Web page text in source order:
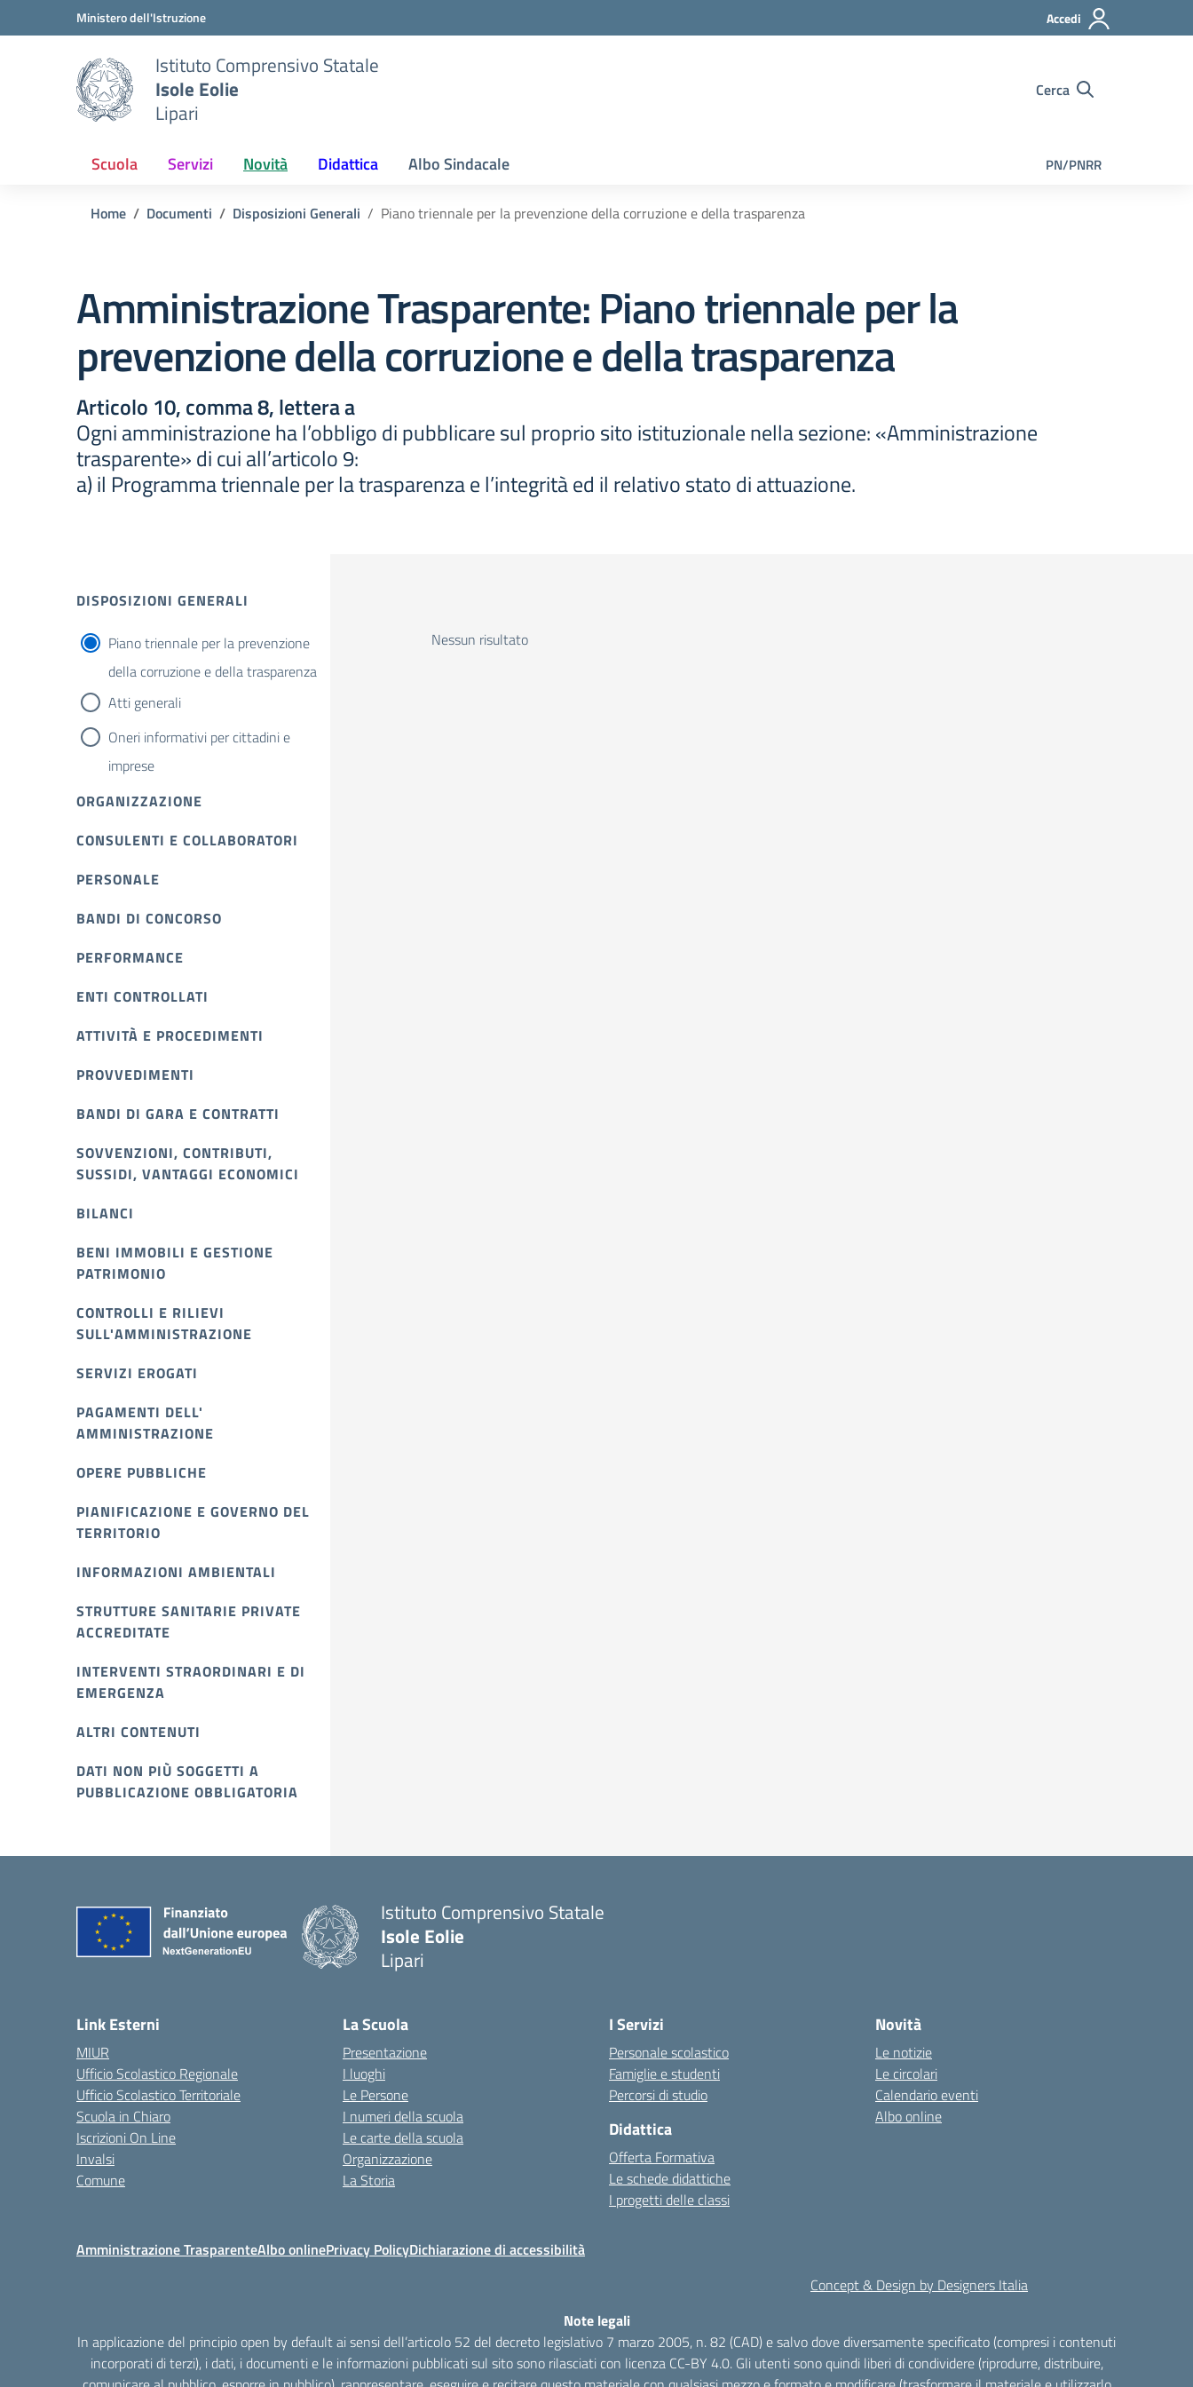
Vai ai contenuti
Vai al menu di navigazione
Ministero dell'Istruzione Accedi
Istituto Comprensivo Statale
Isole Eolie
Lipari
Cerca
Scuola Servizi Novità Didattica Albo Sindacale PN/PNRR
Home Documenti Disposizioni Generali Piano triennale per la prevenzione della corruzione e della trasparenza
Amministrazione Trasparente:Piano triennale per la
prevenzione della corruzione e della trasparenza
Articolo 10, comma 8, lettera a
Ogni amministrazione ha l’obbligo di pubblicare sul proprio sito istituzionale nella sezione: «Amministrazione
trasparente» di cui all’articolo 9:
a) il Programma triennale per la trasparenza e l’integrità ed il relativo stato di attuazione.
DISPOSIZIONI GENERALI
Piano triennale per la prevenzione
della corruzione e della trasparenza
Atti generali
Oneri informativi per cittadini e
imprese
ORGANIZZAZIONE
CONSULENTI E COLLABORATORI
PERSONALE
BANDI DI CONCORSO
PERFORMANCE
ENTI CONTROLLATI
ATTIVITÀ E PROCEDIMENTI
PROVVEDIMENTI
BANDI DI GARA E CONTRATTI
SOVVENZIONI, CONTRIBUTI,
SUSSIDI, VANTAGGI ECONOMICI
BILANCI
BENI IMMOBILI E GESTIONE
PATRIMONIO
CONTROLLI E RILIEVI
SULL'AMMINISTRAZIONE
SERVIZI EROGATI
PAGAMENTI DELL'
AMMINISTRAZIONE
OPERE PUBBLICHE
PIANIFICAZIONE E GOVERNO DEL
TERRITORIO
INFORMAZIONI AMBIENTALI
STRUTTURE SANITARIE PRIVATE
ACCREDITATE
INTERVENTI STRAORDINARI E DI
EMERGENZA
ALTRI CONTENUTI
DATI NON PIÙ SOGGETTI A
PUBBLICAZIONE OBBLIGATORIA
Nessun risultato
Istituto Comprensivo Statale
Isole Eolie
Lipari
Link Esterni
MIUR
Ufficio Scolastico Regionale
Ufficio Scolastico Territoriale
Scuola in Chiaro
Iscrizioni On Line
Invalsi
Comune
La Scuola
Presentazione
I luoghi
Le Persone
I numeri della scuola
Le carte della scuola
Organizzazione
La Storia
I Servizi
Personale scolastico
Famiglie e studenti
Percorsi di studio
Didattica
Offerta Formativa
Le schede didattiche
I progetti delle classi
Novità
Le notizie
Le circolari
Calendario eventi
Albo online
Amministrazione TrasparenteAlbo onlinePrivacy PolicyDichiarazione di accessibilità
Concept & Design by Designers Italia
Note legali
In applicazione del principio open by default ai sensi dell’articolo 52 del decreto legislativo 7 marzo 2005, n. 82 (CAD) e salvo dove diversamente specificato (compresi i contenuti
incorporati di terzi), i dati, i documenti e le informazioni pubblicati sul sito sono rilasciati con licenza CC-BY 4.0. Gli utenti sono quindi liberi di condividere (riprodurre, distribuire,